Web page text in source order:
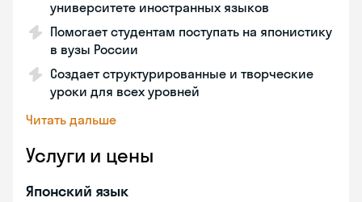
университете иностранных языков
Помогает студентам поступать на японистику
в вузы России
Создает структурированные и творческие
уроки для всех уровней
Читать дальше
Услуги и цены
Японский язык